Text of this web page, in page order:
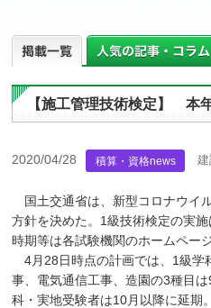
【施工管理技術検定】 本
2020/04/28 積算・資格news
国土交通省は、新型コロナウイ
方針を決めた。1級技術検定の実
時期等は各試験機関のホームペー
4月28日時点の計画では、1級学
事、電気通信工事、造園の3種目
科・実地受験者は10月以降に延期